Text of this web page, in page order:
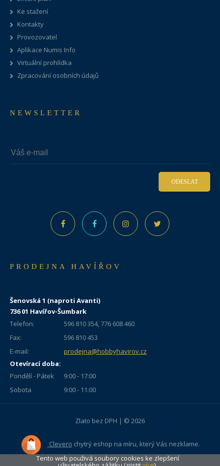
Ke stažení
Kontakty
Provozovatel
Aplikace Numis Info
Virtuální prohlídka
Zpracování osobních údajů
NEWSLETTER
ODESLAT
PRODEJNA HAVÍŘOV
Šenovská 1 (naproti Avanti)
736 01 Havířov-Šumbark
Telefon:
596 810 354, 776 608 460
Fax:
596 810 453
E-mail:
prodejna@hobbyhavirov.cz
Otevírací doba:
Pondělí - Pátek
9:00 - 17:00
Sobota
9:00 - 11:00
Zlato bez DPH | © 2026
Clevero chytrý eshop na míru, který Vás nezklame.
Tento web použivá soubory cookies ke zlepšení